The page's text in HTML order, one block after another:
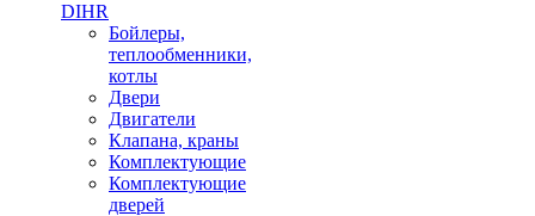
DIHR
Бойлеры,
теплообменники,
котлы
Двери
Двигатели
Клапана, краны
Комплектующие
Комплектующие
дверей